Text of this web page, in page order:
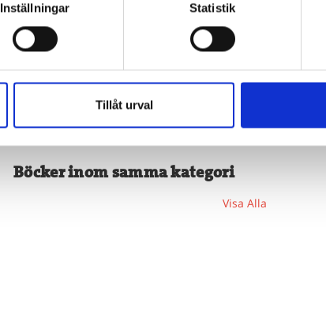
Inställningar Statistik
Tillåt urval
Böcker inom samma kategori
Visa Alla